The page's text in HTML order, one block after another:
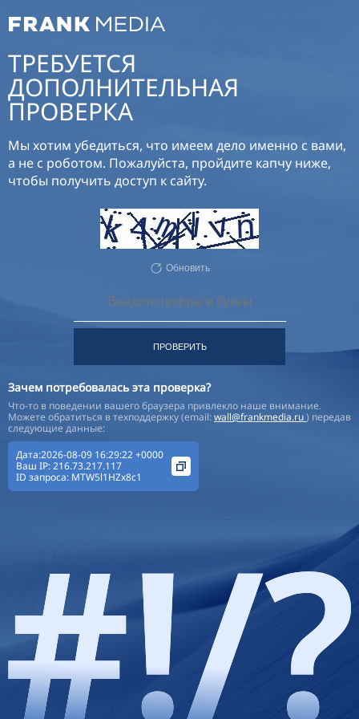
ТРЕБУЕТСЯ
ДОПОЛНИТЕЛЬНАЯ
ПРОВЕРКА
Мы хотим убедиться, что имеем дело именно с вами,
а не с роботом. Пожалуйста, пройдите капчу ниже,
чтобы получить доступ к сайту.
Обновить
ПРОВЕРИТЬ
Зачем потребовалась эта проверка?
Что-то в поведении вашего браузера привлекло наше внимание.
Можете обратиться в техподдержку (email:wall@frankmedia.ru) передав
следующие данные:
Дата:2026-08-09 16:29:22 +0000
Ваш IP:216.73.217.117
ID запроса: MTW5l1HZx8c1